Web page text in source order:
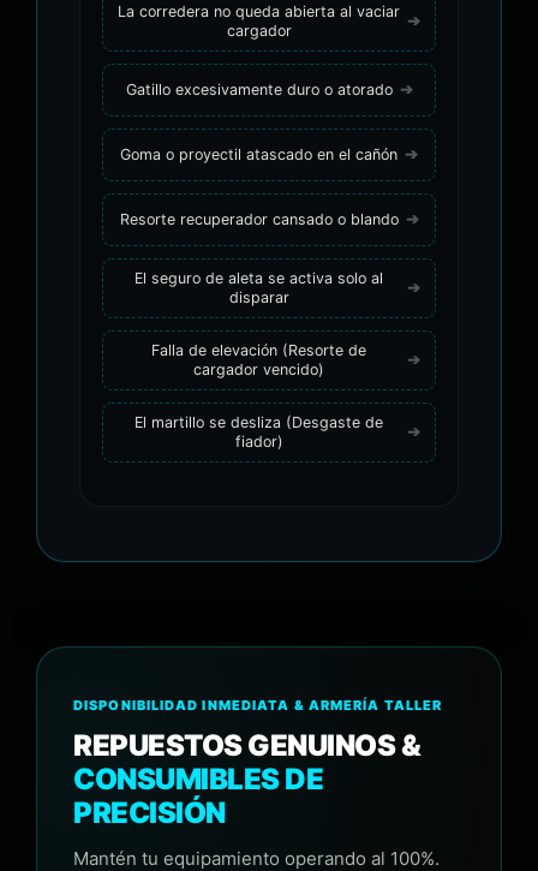
La corredera no queda abierta al vaciar
cargador
Gatillo excesivamente duro o atorado
Goma o proyectil atascado en el cañón
Resorte recuperador cansado o blando
El seguro de aleta se activa solo al
disparar
Falla de elevación (Resorte de
cargador vencido)
El martillo se desliza (Desgaste de
fiador)
DISPONIBILIDAD INMEDIATA & ARMERÍA TALLER
REPUESTOS GENUINOS &
CONSUMIBLES DE
PRECISIÓN
Mantén tu equipamiento operando al 100%.